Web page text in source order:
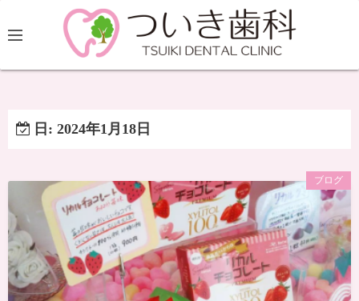
日: 2024年1月18日
ブログ